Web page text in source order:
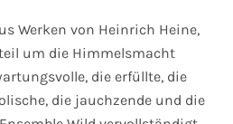
Werken von Heinrich Heine,
um die Himmelsmacht
die erfüllte, die
die jauchzende und die